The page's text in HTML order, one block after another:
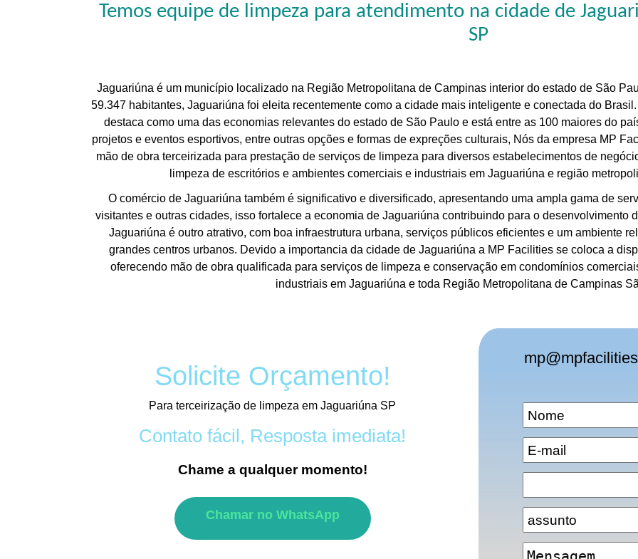
Temos equipe de limpeza para atendimento na cidade de
SP
Jaguariúna é um município localizado na Região Metropolitana de Campinas interior do estado de São
59.347 habitantes, Jaguariúna foi eleita recentemente como a cidade mais inteligente e conectada do
destaca como uma das economias relevantes do estado de São Paulo e está entre as 100 maiores do
projetos e eventos esportivos, entre outras opções e formas de expreções culturais, Nós da empresa MP
mão de obra terceirizada para prestação de serviços de limpeza para diversos estabelecimentos de
limpeza de escritórios e ambientes comerciais e industriais em Jaguariúna e região
O comércio de Jaguariúna também é significativo e diversificado, apresentando uma ampla gama de
visitantes e outras cidades, isso fortalece a economia de Jaguariúna contribuindo para o desenvolvimento
Jaguariúna é outro atrativo, com boa infraestrutura urbana, serviços públicos eficientes e um ambiente
grandes centros urbanos. Devido a importancia da cidade de Jaguariúna a MP Facilities se coloca a
oferecendo mão de obra qualificada para serviços de limpeza e conservação em condomínios
industriais em Jaguariúna e toda Região Metropolitana de Campinas
Solicite Orçamento!
Para terceirização de limpeza em Jaguariúna SP
Contato fácil, Resposta imediata!
Chame a qualquer momento!
Chamar no WhatsApp